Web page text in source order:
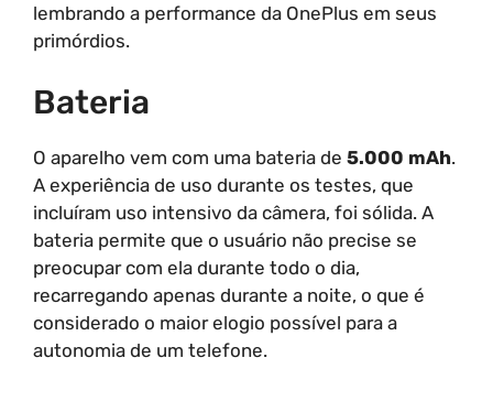
lembrando a performance da OnePlus em seus
primórdios.
Bateria
O aparelho vem com uma bateria de 5.000 mAh.
A experiência de uso durante os testes, que
incluíram uso intensivo da câmera, foi sólida. A
bateria permite que o usuário não precise se
preocupar com ela durante todo o dia,
recarregando apenas durante a noite, o que é
considerado o maior elogio possível para a
autonomia de um telefone.